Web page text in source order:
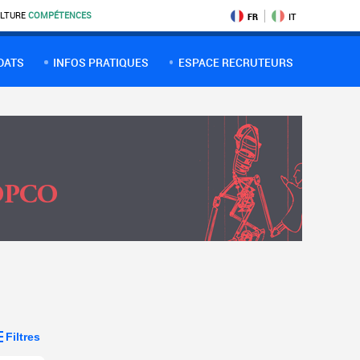
COMPÉTENCES FR IT
INFOS PRATIQUES ESPACE RECRUTEURS
Filtres